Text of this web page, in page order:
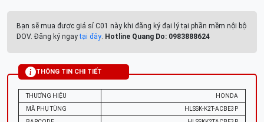
Bạn sẽ mua được giá sỉ C01 này khi đăng ký đại lý tại phần mềm nội bộ
DOV. Đăng ký ngaytại đây. Hotline Quang Do: 0983888624
THÔNG TIN CHI TIẾT
THƯƠNG HIỆU
HONDA
MÃ PHỤ TÙNG
HLSSK-K2T-ACBE3P